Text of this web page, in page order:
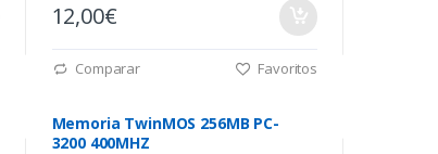
12,00€
Comparar Favoritos
Memoria TwinMOS 256MB PC-
3200 400MHZ